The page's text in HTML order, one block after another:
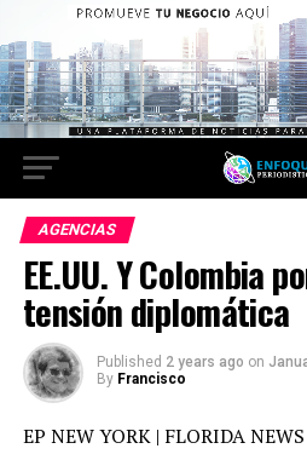
AGENCIAS
EE.UU. Y Colombia
tensión diplomática
Published 2 years ago on
By Francisco
EP NEW YORK | FLORIDA NEWS